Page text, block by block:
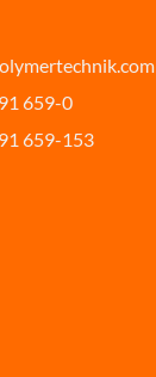
659-0
659-153